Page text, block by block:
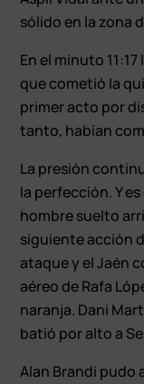
sólido en la zona
En el minuto
que cometió la
primer acto por
tanto, habían
La presión
la perfección. Y
hombre suelto
siguiente acción
ataque y el Jaén
aéreo de Rafa
naranja. Dani
batió por alto a
Alan Brandi